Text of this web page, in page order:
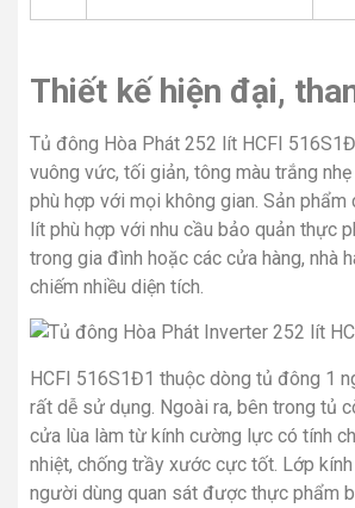
Thiết kế hiện đại,
Tủ đông Hòa Phát 252 lít HCFI
vuông vức, tối giản, tông màu trắng nhẹ
phù hợp với mọi không gian. Sản phẩm
lít phù hợp với nhu cầu bảo quản thực
trong gia đình hoặc các cửa hàng, nhà
chiếm nhiều diện tích.
HCFI 516S1Đ1 thuộc dòng tủ đông 1
rất dễ sử dụng. Ngoài ra, bên trong tủ
cửa lùa làm từ kính cường lực có tính
nhiệt, chống trầy xước cực tốt. Lớp
người dùng quan sát được thực phẩm